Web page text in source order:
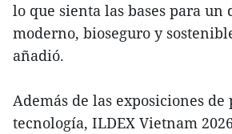
lo que sienta las bases para un
moderno, bioseguro y
añadió.
Además de las exposiciones de
tecnología, ILDEX Vietnam